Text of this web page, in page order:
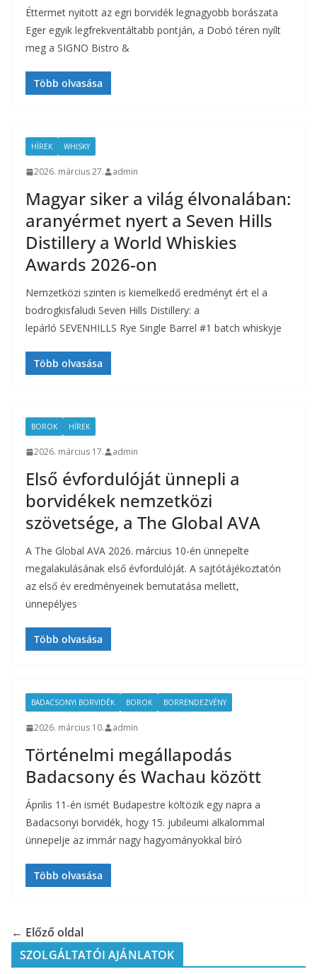
Éttermet nyitott az egri borvidék legnagyobb borászata
Eger egyik legfrekventáltabb pontján, a Dobó téren nyílt
meg a SIGNO Bistro &
Több olvasása
HÍREK WHISKY
2026. március 27. admin
Magyar siker a világ élvonalában:
aranyérmet nyert a Seven Hills
Distillery a World Whiskies
Awards 2026-on
Nemzetközi szinten is kiemelkedő eredményt ért el a
bodrogkisfaludi Seven Hills Distillery: a
lepárló SEVENHILLS Rye Single Barrel #1 batch whiskyje
Több olvasása
BOROK HÍREK
2026. március 17. admin
Első évfordulóját ünnepli a
borvidékek nemzetközi
szövetsége, a The Global AVA
A The Global AVA 2026. március 10-én ünnepelte
megalakulásának első évfordulóját. A sajtótájékoztatón
az első év eredményeinek bemutatása mellett,
ünnepélyes
Több olvasása
BADACSONYI BORVIDÉK BOROK BORRENDEZVÉNY
2026. március 10. admin
Történelmi megállapodás
Badacsony és Wachau között
Április 11-én ismét Budapestre költözik egy napra a
Badacsonyi borvidék, hogy 15. jubileumi alkalommal
ünnepelje az immár nagy hagyományokkal bíró
Több olvasása
← Előző oldal
SZOLGÁLTATÓI AJÁNLATOK